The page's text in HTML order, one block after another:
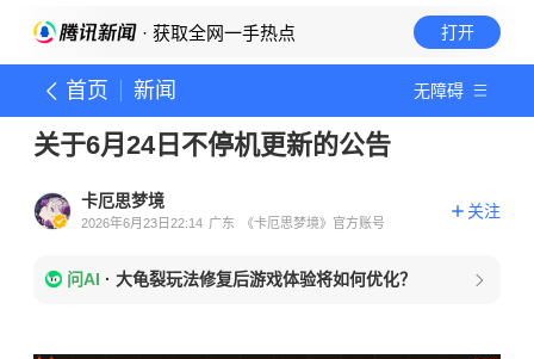
· 获取全网一手热点 打开
首页 新闻 无障碍
关于6月24日不停机更新的公告
卡厄思梦境
2026年6月23日22:14 广东 《卡厄思梦境》官方账号
关注
问AI · 大龟裂玩法修复后游戏体验将如何优化？